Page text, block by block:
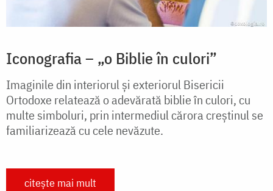
Iconografia – „o Biblie în culori”
Imaginile din interiorul și exteriorul Bisericii
Ortodoxe relatează o adevărată biblie în culori, cu
multe simboluri, prin intermediul cărora creștinul se
familiarizează cu cele nevăzute.
citește mai mult